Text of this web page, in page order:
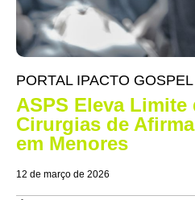
PORTAL IPACTO GOSPEL
ASPS Eleva Limite
Cirurgias de
em Menores
12 de março de 2026